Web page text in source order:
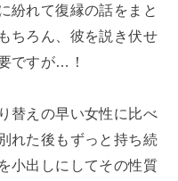
紛れて復縁の話をまと
ちろん、彼を説き伏せ
ですが…！
替えの早い女性に比べ
れた後もずっと持ち続
小出しにしてその性質